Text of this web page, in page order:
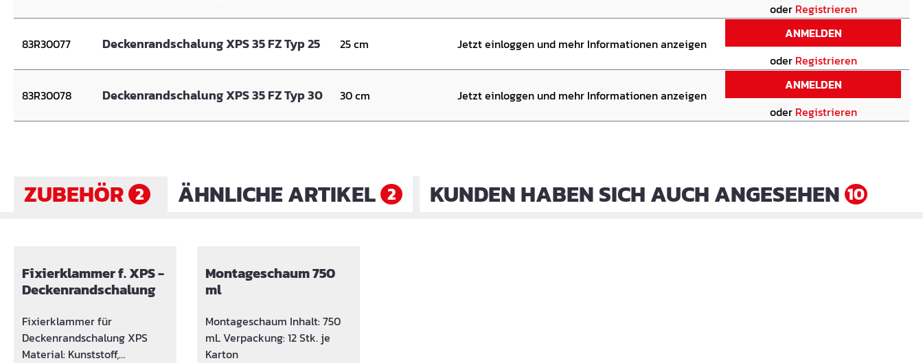
oder Registrieren
83R30077 Deckenrandschalung XPS 35 FZ Typ 25 25 cm Jetzt einloggen und mehr Informationen anzeigen
ANMELDEN
oder Registrieren
83R30078 Deckenrandschalung XPS 35 FZ Typ 30 30 cm Jetzt einloggen und mehr Informationen anzeigen
ANMELDEN
oder Registrieren
ZUBEHÖR 2 ÄHNLICHE ARTIKEL 2 KUNDEN HABEN SICH AUCH ANGESEHEN 10
Fixierklammer f. XPS -
Deckenrandschalung
Fixierklammer für
Deckenrandschalung XPS
Material: Kunststoff,
Montageschaum 750
ml
Montageschaum Inhalt: 750
mL Verpackung: 12 Stk. je
Karton